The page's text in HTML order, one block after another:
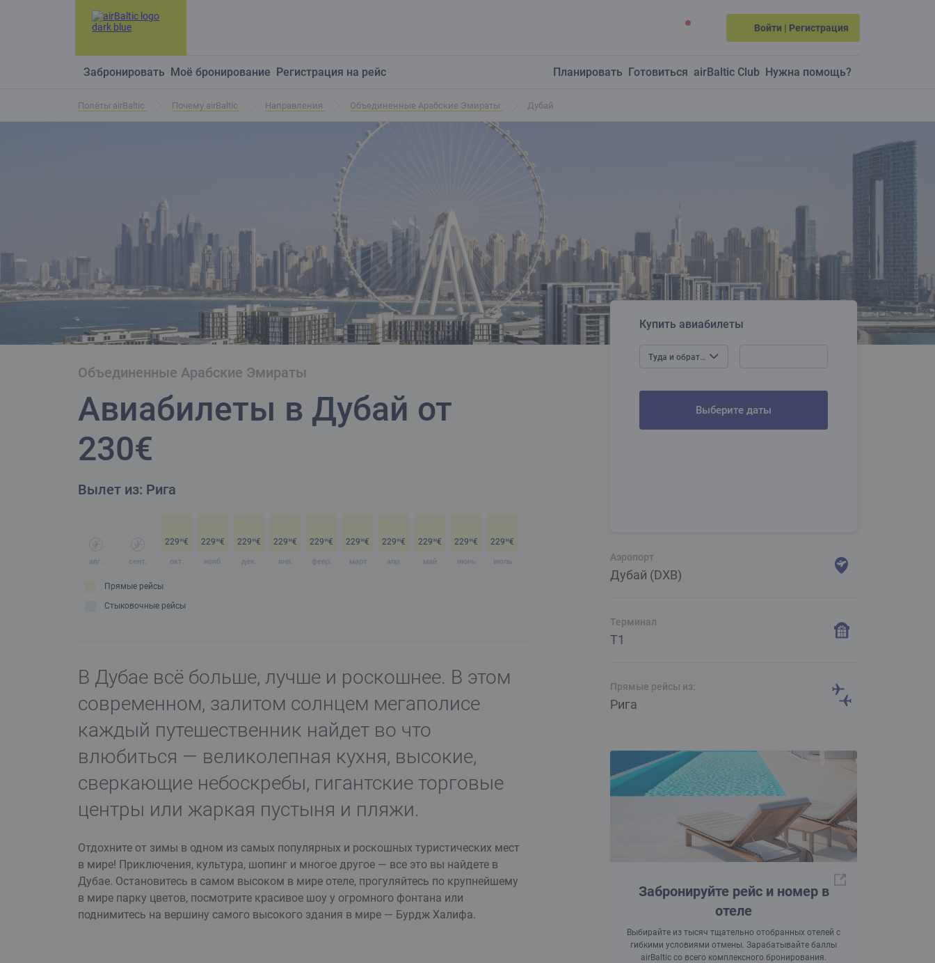
Войти | Регистрация
Забронировать Моё бронирование Регистрация на рейс Планировать Готовиться airBaltic Club Нужна помощь?
Полёты airBaltic Почему airBaltic Направления Объединенные Арабские Эмираты Дубай
Объединенные Арабские Эмираты
Авиабилеты в Дубай от
230€
Вылет из: Рига
авг. сент.
22999€
окт.
22999€
нояб.
22999€
дек.
22999€
янв.
22999€
февр.
22999€
март
22999€
апр.
22999€
май
22999€
июнь
22999€
июль
Прямые рейсы
Стыковочные рейсы
В Дубае всё больше, лучше и роскошнее. В этом
современном, залитом солнцем мегаполисе
каждый путешественник найдет во что
влюбиться — великолепная кухня, высокие,
сверкающие небоскребы, гигантские торговые
центры или жаркая пустыня и пляжи.
Отдохните от зимы в одном из самых популярных и роскошных туристических мест
в мире! Приключения, культура, шопинг и многое другое — все это вы найдете в
Дубае. Остановитесь в самом высоком в мире отеле, прогуляйтесь по крупнейшему
в мире парку цветов, посмотрите красивое шоу у огромного фонтана или
поднимитесь на вершину самого высокого здания в мире — Бурдж Халифа.
Аэропорт
Дубай (DXB)
Терминал
T1
Прямые рейсы из:
Рига
Забронируйте рейс и номер в
отеле
Выбирайте из тысяч тщательно отобранных отелей с
гибкими условиями отмены. Зарабатывайте баллы
airBaltic со всего комплексного бронирования.
Купить авиабилеты
Туда и обратно
Выберите даты